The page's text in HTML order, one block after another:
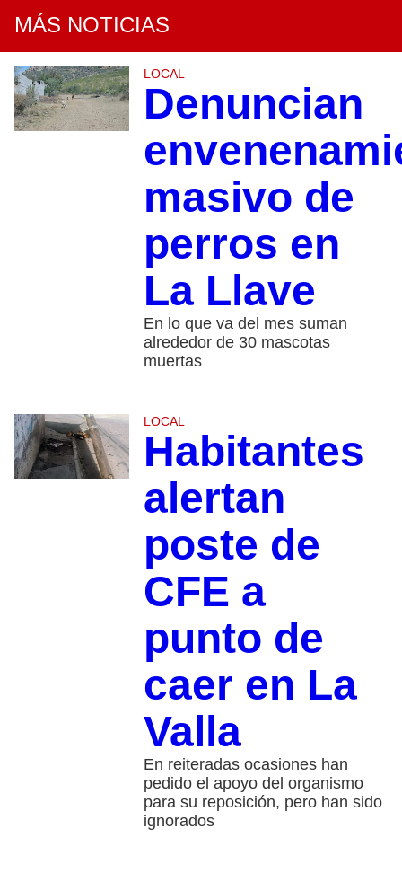
MÁS NOTICIAS
LOCAL
Denuncian
masivo de
perros en
La Llave
En lo que va del mes suman
alrededor de 30 mascotas
muertas
LOCAL
Habitantes
alertan
poste de
CFE a
punto de
caer en La
Valla
En reiteradas ocasiones han
pedido el apoyo del organismo
para su reposición, pero han sido
ignorados